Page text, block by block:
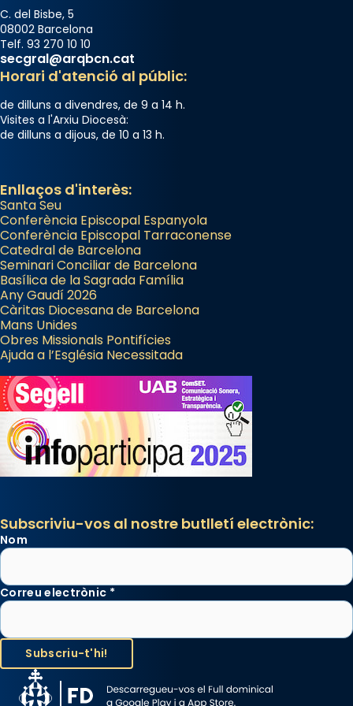
C. del Bisbe, 5
08002 Barcelona
Telf. 93 270 10 10
secgral@arqbcn.cat
Horari d'atenció al públic:
de dilluns a divendres, de 9 a 14 h.
Visites a l'Arxiu Diocesà:
de dilluns a dijous, de 10 a 13 h.
Enllaços d'interès:
Santa Seu
Conferència Episcopal Espanyola
Conferència Episcopal Tarraconense
Catedral de Barcelona
Seminari Conciliar de Barcelona
Basílica de la Sagrada Família
Any Gaudí 2026
Càritas Diocesana de Barcelona
Mans Unides
Obres Missionals Pontifícies
Ajuda a l’Església Necessitada
Subscriviu-vos al nostre butlletí electrònic:
Nom
Correu electrònic *